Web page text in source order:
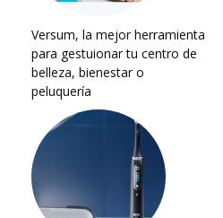
Versum, la mejor herramienta
para gestuionar tu centro de
belleza, bienestar o
peluquería